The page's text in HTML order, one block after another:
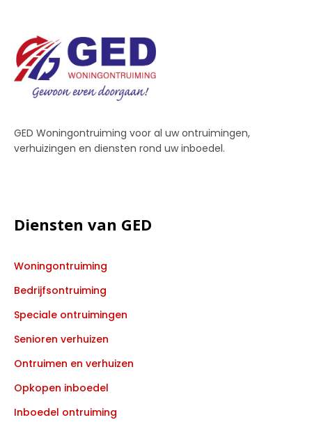
GED Woningontruiming voor al uw ontruimingen,
verhuizingen en diensten rond uw inboedel.
Diensten van GED
Woningontruiming
Bedrijfsontruiming
Speciale ontruimingen
Senioren verhuizen
Ontruimen en verhuizen
Opkopen inboedel
Inboedel ontruiming